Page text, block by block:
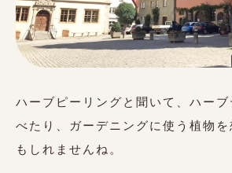
ハーブピーリングと聞いて、ハー
べたり、ガーデニングに使う植物
もしれませんね。